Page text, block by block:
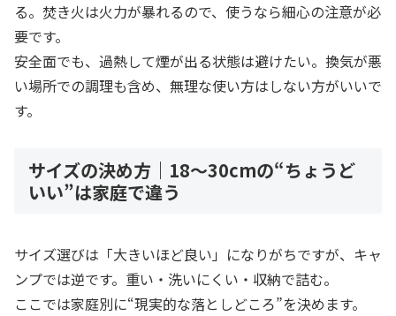
る。焚き火は火力が暴れるので、使うなら細心の注意が必
要です。
安全面でも、過熱して煙が出る状態は避けたい。換気が悪
い場所での調理も含め、無理な使い方はしない方がいいで
す。
サイズの決め方｜18〜30cmの“ちょうど
いい”は家庭で違う
サイズ選びは「大きいほど良い」になりがちですが、キャ
ンプでは逆です。重い・洗いにくい・収納で詰む。
ここでは家庭別に“現実的な落としどころ”を決めます。